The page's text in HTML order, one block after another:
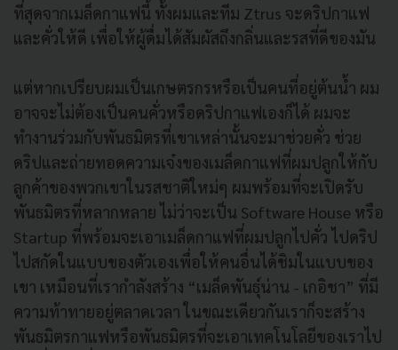
ที่สุดจากเมล็ดกาแฟนี้ ทั้งผมและทีม Ztrus จะดริปกาแฟ
และคั่วให้ดี เพื่อให้ผู้ดื่มได้สัมผัสถึงกลิ่นและรสที่ดีของมัน
แต่หากเปรียบผมเป็นเกษตรกรหรือเป็นคนที่อยู่ต้นน้ำ ผม
อาจจะไม่ต้องเป็นคนคั่วหรือดริปกาแฟเองก็ได้ ผมจะ
ทำงานร่วมกับพันธมิตรที่เขาเหล่านั้นจะมาช่วยคั่ว ช่วย
ดริปและถ่ายทอดความเจ๋งของเมล็ดกาแฟที่ผมปลูกให้กับ
ลูกค้าของพวกเขาในรสชาติใหม่ๆ ผมพร้อมที่จะเปิดรับ
พันธมิตรที่หลากหลาย ไม่ว่าจะเป็น Software House หรือ
Startup ที่พร้อมจะเอาเมล็ดกาแฟที่ผมปลูกไปคั่ว ไปดริป
ไปสกัดในแบบของตัวเองเพื่อให้คนอื่นได้ชิมในแบบของ
เขา เหมือนที่เรากำลังสร้าง “เมล็ดพันธุ์น่าน - เกอิชา” ที่มี
ความท้าทายอยู่ตลาดเวลา ในขณะเดียวกันเราก็จะสร้าง
พันธมิตรกาแฟหรือพันธมิตรที่จะเอาเทคโนโลยีของเราไป